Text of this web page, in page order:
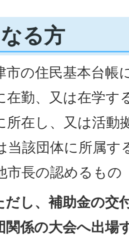
る方
市の住民基本台帳
在勤、又は在学す
所在し、又は活動
当該団体に所属す
市長の認めるもの
だし、補助金の交
関係の大会へ出場